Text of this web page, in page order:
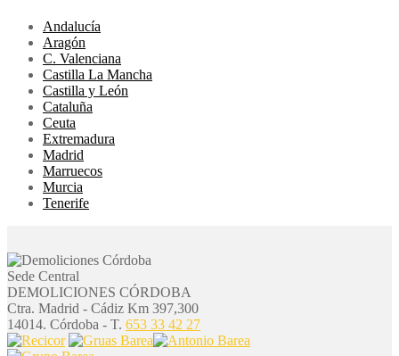
Andalucía
Aragón
C. Valenciana
Castilla La Mancha
Castilla y León
Cataluña
Ceuta
Extremadura
Madrid
Marruecos
Murcia
Tenerife
Sede Central
DEMOLICIONES CÓRDOBA
Ctra. Madrid - Cádiz Km 397,300
14014. Córdoba - T. 653 33 42 27